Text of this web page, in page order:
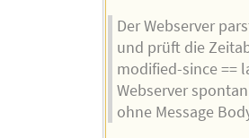
Der Webserver
und prüft die
modified-since ==
Webserver
ohne Message